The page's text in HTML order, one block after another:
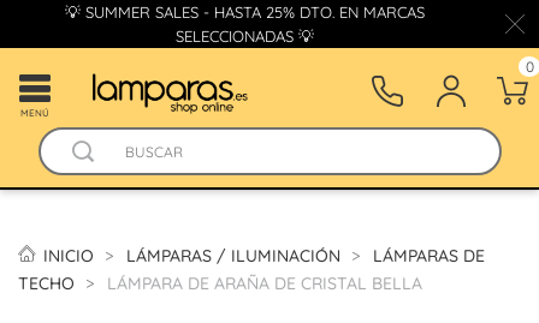
💡 SUMMER SALES - HASTA 25% DTO. EN MARCAS
SELECCIONADAS 💡
MENÚ
0
INICIO LÁMPARAS / ILUMINACIÓN
LÁMPARAS DE
TECHO
LÁMPARA DE ARAÑA DE CRISTAL BELLA